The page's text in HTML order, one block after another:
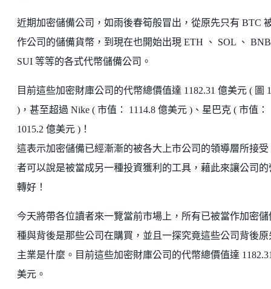
近期加密儲備公司，如雨後春筍般冒出，從原先只有 BTC
作公司的儲備貨幣，到現在也開始出現 ETH 、 SOL 、
SUI 等等的各式代幣儲備公司。
目前這些加密財庫公司的代幣總價值達 1182.31 億美元 ( 圖
)，甚至超過 Nike ( 市值： 1114.8 億美元 )、星巴克 ( 市值：
1015.2 億美元 )！
這表示加密儲備已經漸漸的被各大上市公司的領導層所接受
者可以說是被當成另一種投資獲利的工具，藉此來讓公司的
轉好！
今天將帶各位讀者來一覽當前市場上，所有已被當作加密儲
種與背後是那些公司在購買，並且一探究竟這些公司背後原
主業是什麼。目前這些加密財庫公司的代幣總價值達
美元。